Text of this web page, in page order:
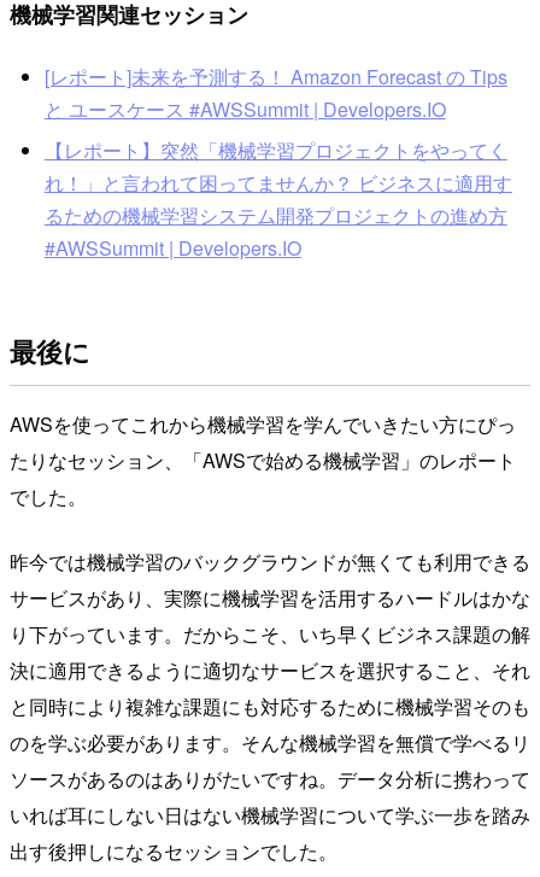
機械学習関連セッション
[レポート]未来を予測する！ Amazon Forecast の Tips
と ユースケース #AWSSummit | Developers.IO
【レポート】突然「機械学習プロジェクトをやってく
れ！」と言われて困ってませんか？ ビジネスに適用す
るための機械学習システム開発プロジェクトの進め方
#AWSSummit | Developers.IO
最後に
AWSを使ってこれから機械学習を学んでいきたい方にぴっ
たりなセッション、「AWSで始める機械学習」のレポート
でした。
昨今では機械学習のバックグラウンドが無くても利用できる
サービスがあり、実際に機械学習を活用するハードルはかな
り下がっています。だからこそ、いち早くビジネス課題の解
決に適用できるように適切なサービスを選択すること、それ
と同時により複雑な課題にも対応するために機械学習そのも
のを学ぶ必要があります。そんな機械学習を無償で学べるリ
ソースがあるのはありがたいですね。データ分析に携わって
いれば耳にしない日はない機械学習について学ぶ一歩を踏み
出す後押しになるセッションでした。